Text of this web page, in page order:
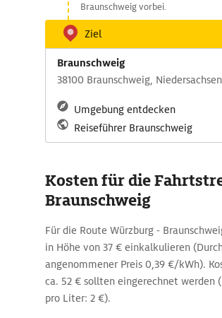
Braunschweig vorbei.
Ziel
Braunschweig
38100 Braunschweig,
Umgebung entdecken
Reiseführer Braunschweig
Kosten für die
Braunschweig
Für die Route Würzburg -
in Höhe von 37 € einkalkulieren
angenommener Preis 0,39 €/kWh).
ca. 52 € sollten eingerechnet werden
pro Liter: 2 €).